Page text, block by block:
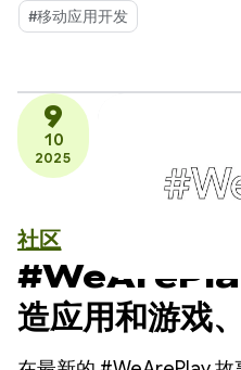
#移动应用开发
9
10
2025
社区
#WeArePlay
造应用和游戏
得简单易懂的